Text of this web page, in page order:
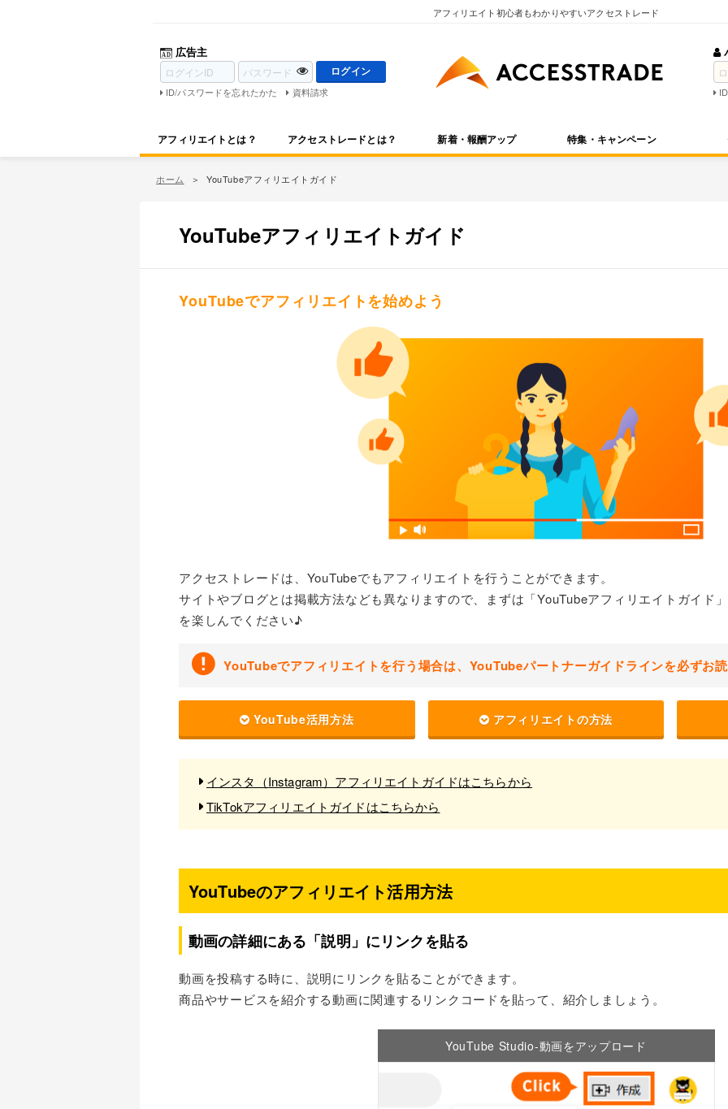
アフィリエイト初心者もわかりやすいアクセストレード
広告主
ID/パスワードを忘れたかた 資料請求
アフィリエイトとは？ アクセストレードとは？ 新着・報酬アップ 特集・キャンペーン
ホーム YouTubeアフィリエイトガイド
YouTubeアフィリエイトガイド
YouTubeでアフィリエイトを始めよう
アクセストレードは、YouTubeでもアフィリエイトを行うことができます。
サイトやブログとは掲載方法なども異なりますので、まずは「YouTubeアフィリエイトガイド
を楽しんでください♪
YouTubeでアフィリエイトを行う場合は、YouTubeパートナーガイドラインを必ずお
YouTube活用方法 アフィリエイトの方法
インスタ（Instagram）アフィリエイトガイドはこちらから
TikTokアフィリエイトガイドはこちらから
YouTubeのアフィリエイト活用方法
動画の詳細にある「説明」にリンクを貼る
動画を投稿する時に、説明にリンクを貼ることができます。
商品やサービスを紹介する動画に関連するリンクコードを貼って、紹介しましょう。
YouTube Studio-動画をアップロード